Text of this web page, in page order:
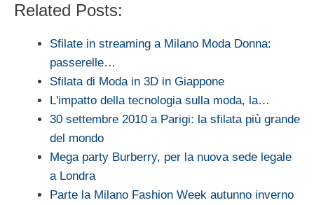
Related Posts:
Sfilate in streaming a Milano Moda Donna:
passerelle…
Sfilata di Moda in 3D in Giappone
L'impatto della tecnologia sulla moda, la…
30 settembre 2010 a Parigi: la sfilata più grande
del mondo
Mega party Burberry, per la nuova sede legale
a Londra
Parte la Milano Fashion Week autunno inverno